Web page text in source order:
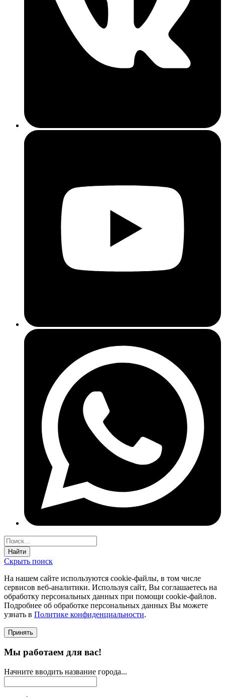
Найти
Скрыть поиск
На нашем сайте используются соokie-файлы, в том числе
сервисов веб-аналитики. Используя сайт, Вы соглашаетесь на
обработку персональных данных при помощи cookie-файлов.
Подробнее об обработке персональных данных Вы можете
узнать в Политике конфиденциальности.
Принять
Мы работаем для вас!
Начните вводить название города...